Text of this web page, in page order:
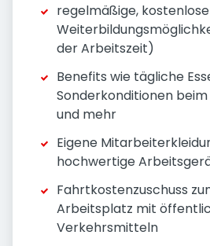
regelmäßige, kostenlose
der Arbeitszeit)
Benefits wie tägliche
Sonderkonditionen
und mehr
Eigene
hochwertige
Fahrtkostenzuschuss
Arbeitsplatz mit
Verkehrsmitteln